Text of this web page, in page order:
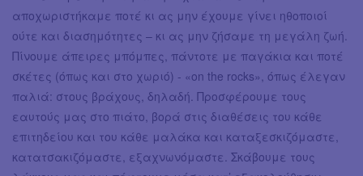
αποχωριστήκαμε ποτέ κι ας μην έχουμε γίνει ηθοποιοί
ούτε και διασημότητες – κι ας μην ζήσαμε τη μεγάλη ζωή.
Πίνουμε άπειρες μπόμπες, πάντοτε με παγάκια και ποτέ
σκέτες (όπως και στο χωριό) - «on the rocks», όπως έλεγαν
παλιά: στους βράχους, δηλαδή. Προσφέρουμε τους
εαυτούς μας στο πιάτο, βορά στις διαθέσεις του κάθε
επιτηδείου και του κάθε μαλάκα και καταξεσκιζόμαστε,
κατατσακιζόμαστε, εξαχνωνόμαστε. Σκάβουμε τους